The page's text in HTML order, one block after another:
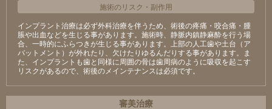
施術のリスク ・ 副作用
インプラント治療は必ず外科治療を伴うため、術後の疼痛・咬合痛・腫
脹や出血などを生じる事があります。施術時、静脈内鎮静麻酔を行う場
合、一時的にふらつきが生じる事があります。上部の人工歯や土台（ア
バットメント）が外れたり、欠けたりゆるんだりする事があります。ま
た、インプラントも歯と同様に周囲の骨は歯周病のように吸収を起こす
リスクがあるので、術後のメインテナンスは必須です。
審美治療